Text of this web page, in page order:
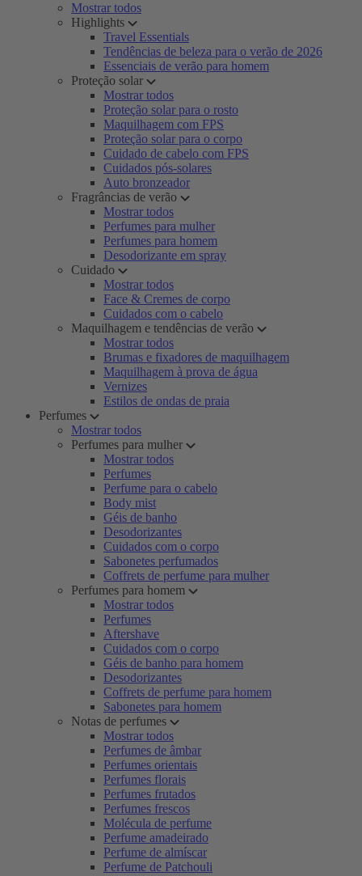
Mostrar todos
Highlights
Travel Essentials
Tendências de beleza para o verão de 2026
Essenciais de verão para homem
Proteção solar
Mostrar todos
Proteção solar para o rosto
Maquilhagem com FPS
Proteção solar para o corpo
Cuidado de cabelo com FPS
Cuidados pós-solares
Auto bronzeador
Fragrâncias de verão
Mostrar todos
Perfumes para mulher
Perfumes para homem
Desodorizante em spray
Cuidado
Mostrar todos
Face & Cremes de corpo
Cuidados com o cabelo
Maquilhagem e tendências de verão
Mostrar todos
Brumas e fixadores de maquilhagem
Maquilhagem à prova de água
Vernizes
Estilos de ondas de praia
Perfumes
Mostrar todos
Perfumes para mulher
Mostrar todos
Perfumes
Perfume para o cabelo
Body mist
Géis de banho
Desodorizantes
Cuidados com o corpo
Sabonetes perfumados
Coffrets de perfume para mulher
Perfumes para homem
Mostrar todos
Perfumes
Aftershave
Cuidados com o corpo
Géis de banho para homem
Desodorizantes
Coffrets de perfume para homem
Sabonetes para homem
Notas de perfumes
Mostrar todos
Perfumes de âmbar
Perfumes orientais
Perfumes florais
Perfumes frutados
Perfumes frescos
Molécula de perfume
Perfume amadeirado
Perfume de almíscar
Perfume de Patchouli